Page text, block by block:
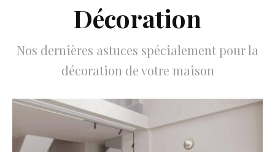
Décoration
Nos dernières astuces spécialement pour la
décoration de votre maison